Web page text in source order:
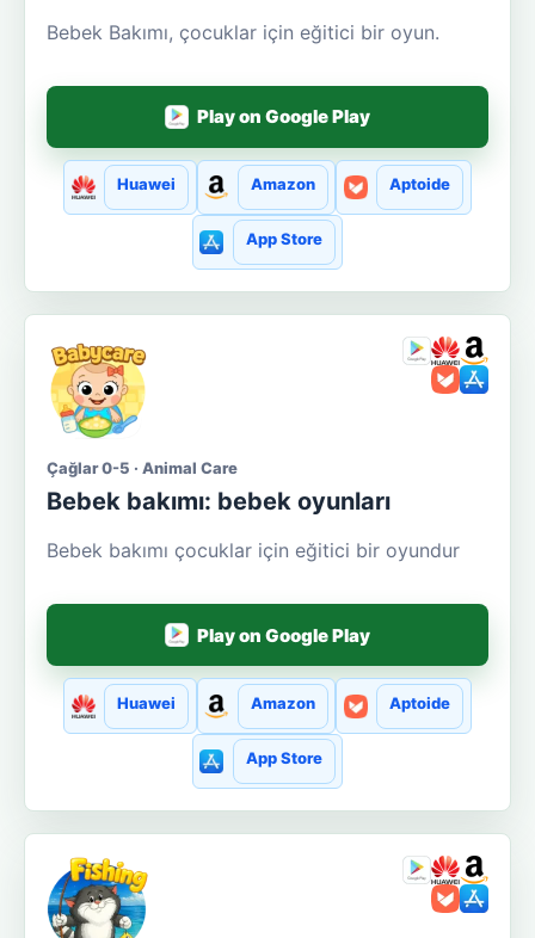
Bebek Bakımı, çocuklar için eğitici bir oyun.
Play on Google Play
Huawei Amazon Aptoide
App Store
Çağlar 0-5 · Animal Care
Bebek bakımı: bebek oyunları
Bebek bakımı çocuklar için eğitici bir oyundur
Play on Google Play
Huawei Amazon Aptoide
App Store